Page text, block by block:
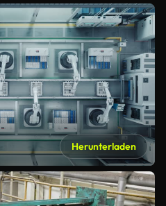
Herunterladen